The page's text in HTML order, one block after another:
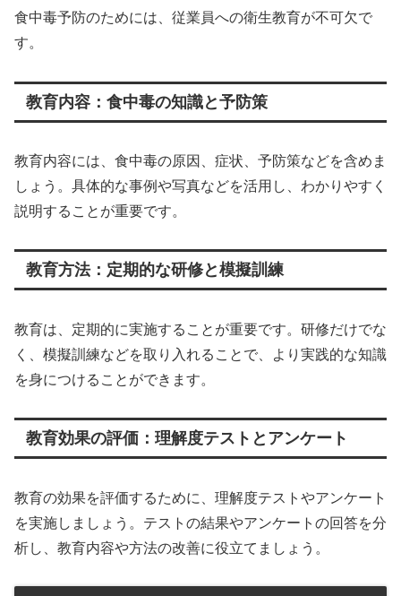
食中毒予防のためには、従業員への衛生教育が不可欠で
す。
教育内容：食中毒の知識と予防策
教育内容には、食中毒の原因、症状、予防策などを含めま
しょう。具体的な事例や写真などを活用し、わかりやすく
説明することが重要です。
教育方法：定期的な研修と模擬訓練
教育は、定期的に実施することが重要です。研修だけでな
く、模擬訓練などを取り入れることで、より実践的な知識
を身につけることができます。
教育効果の評価：理解度テストとアンケート
教育の効果を評価するために、理解度テストやアンケート
を実施しましょう。テストの結果やアンケートの回答を分
析し、教育内容や方法の改善に役立てましょう。